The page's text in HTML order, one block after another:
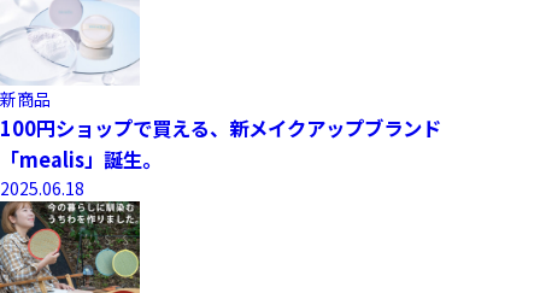
新商品
100円ショップで買える、新メイクアップブランド
「mealis」誕生。
2025.06.18